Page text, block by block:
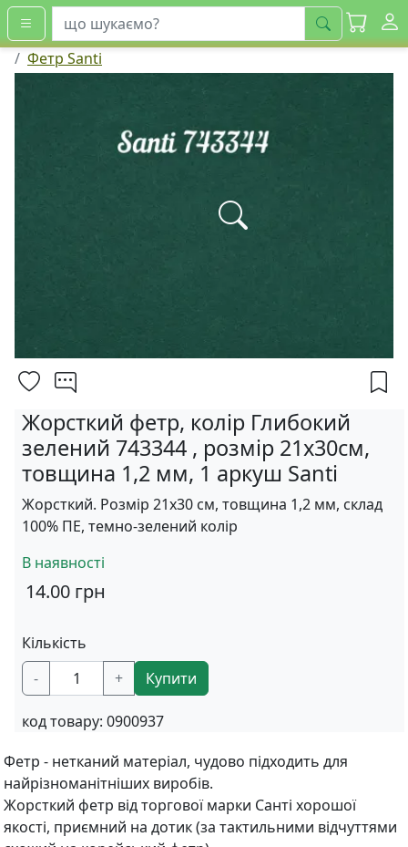
шукати
Фетр Santi
Жорсткий фетр, колір Глибокий
зелений 743344 , розмір 21х30см,
товщина 1,2 мм, 1 аркуш Santi
Жорсткий. Розмір 21х30 см, товщина 1,2 мм, склад
100% ПЕ, темно-зелений колір
В наявності
14.00 грн
Кількість
-
+ Купити
код товару: 0900937
Фетр - нетканий матеріал, чудово підходить для
найрізноманітніших виробів.
Жорсткий фетр від торгової марки Санті хорошої
якості, приємний на дотик (за тактильними відчуттями